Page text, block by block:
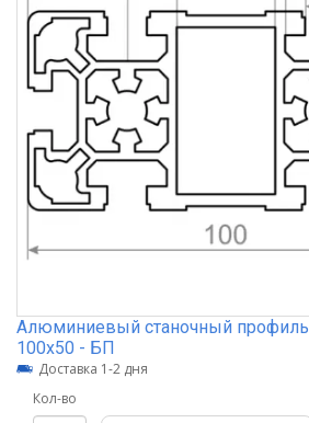
Алюминиевый станочный профиль
100х50 - БП
Доставка 1-2 дня
Кол-во